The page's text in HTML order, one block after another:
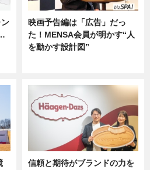
映画予告編は「広告」だっ
た！MENSA会員が明かす“人
を動かす設計図”
信頼と期待がブランドの力を